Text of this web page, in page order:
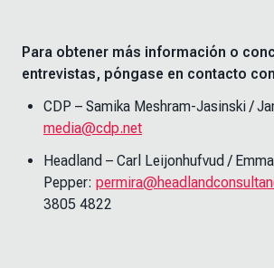
Para obtener más información o
entrevistas, póngase en contacto
CDP – Samika Meshram-Jasinski /
media@cdp.net
Headland – Carl Leijonhufvud /
Pepper:
3805 4822